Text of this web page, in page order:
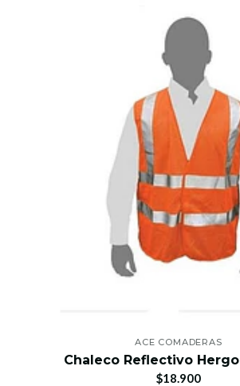
ACE COMADERAS
Chaleco Reflectivo Hergo
$18.900